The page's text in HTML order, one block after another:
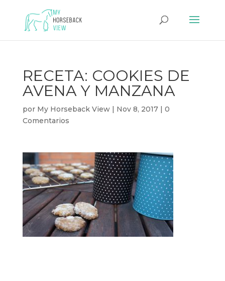
RECETA: COOKIES DE
AVENA Y MANZANA
por My Horseback View| Nov 8, 2017| 0
Comentarios